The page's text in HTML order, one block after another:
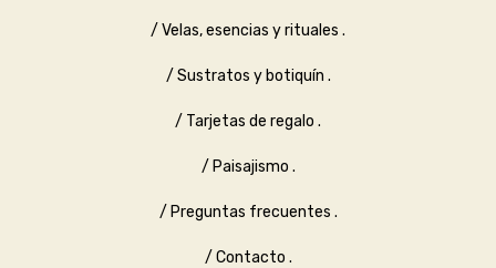
/ Velas, esencias y rituales .
/ Sustratos y botiquín .
/ Tarjetas de regalo .
/ Paisajismo .
/ Preguntas frecuentes .
/ Contacto .